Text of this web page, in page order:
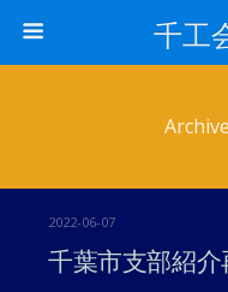
千工
2022-06-07
千葉市支部紹